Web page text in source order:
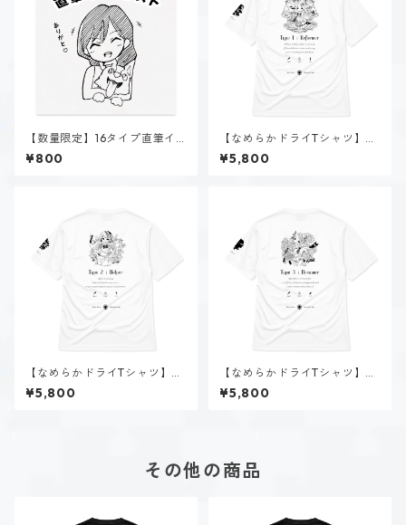
【数量限定】16タイプ直筆イ
ラスト
¥800
【なめらかドライTシャツ】タ
イプ１-正す人（ホーリー）｜
ホワイト
¥5,800
【なめらかドライTシャツ】タ
イプ２-助ける人（ホーリー）
｜ホワイト
¥5,800
【なめらかドライTシャツ】タ
イプ３-求める人（ホーリー）
｜ホワイト
¥5,800
その他の商品